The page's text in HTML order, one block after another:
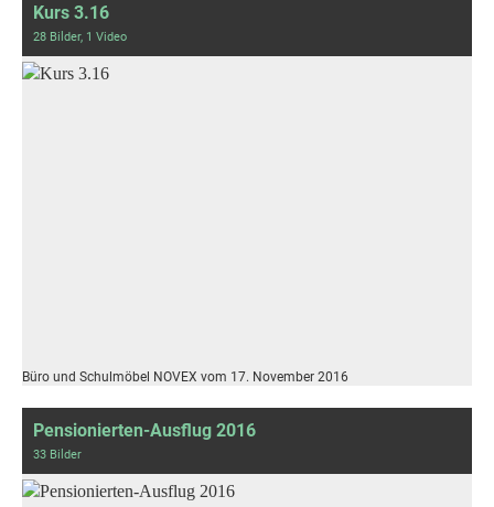
Kurs 3.16
28 Bilder, 1 Video
Büro und Schulmöbel NOVEX vom 17. November 2016
Pensionierten-Ausflug 2016
33 Bilder